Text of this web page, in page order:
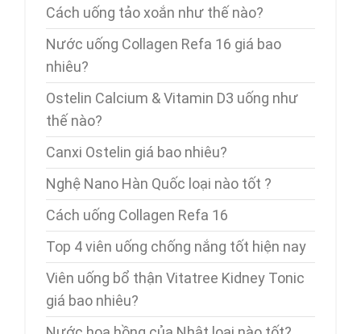
Cách uống tảo xoắn như thế nào?
Nước uống Collagen Refa 16 giá bao
nhiêu?
Ostelin Calcium & Vitamin D3 uống như
thế nào?
Canxi Ostelin giá bao nhiêu?
Nghệ Nano Hàn Quốc loại nào tốt ?
Cách uống Collagen Refa 16
Top 4 viên uống chống nắng tốt hiện nay
Viên uống bổ thận Vitatree Kidney Tonic
giá bao nhiêu?